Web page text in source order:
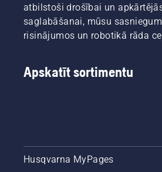
atbilstoši drošībai un
saglabāšanai, mūsu
risinājumos un robotikā rāda
Apskatīt sortimentu
Husqvarna MyPages